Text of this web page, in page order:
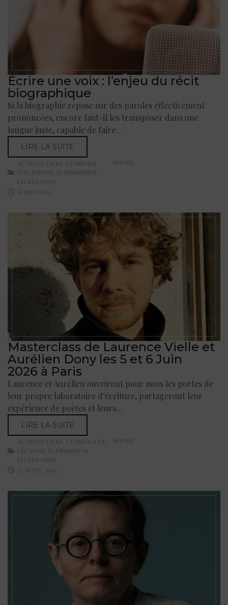
Écrire une voix : l’enjeu du récit
biographique
Si la biographie repose sur des paroles effectivement
prononcées, encore faut-il les transposer dans une
langue juste, capable de faire...
LIRE LA SUITE
ACTU DU LIVRE
CONSEILS
D'ÉCRITURE
ÉVÉNEMENTS
LITTÉRAIRES
16 MAI 2026
SHARE:
Masterclass de Laurence Vielle et
Aurélien Dony les 5 et 6 Juin
2026 à Paris
Laurence et Aurélien ouvriront pour nous les portes de
leur propre laboratoire d’écriture, partageront leur
expérience de poètes et leurs...
LIRE LA SUITE
ACTU DU LIVRE
CONSEILS DE
LECTURE
ÉVÉNEMENTS
LITTÉRAIRES
27 AVRIL 2026
SHARE: